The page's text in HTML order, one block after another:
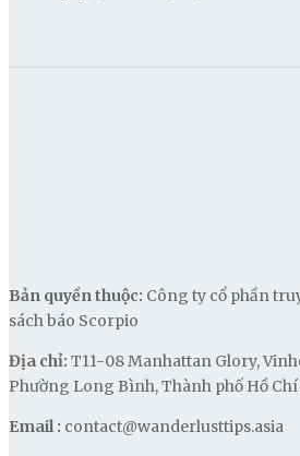
Bản quyền thuộc: Công ty cổ phần
sách báo Scorpio
Địa chỉ: T11-08 Manhattan Glory,
Phường Long Bình, Thành phố Hồ Chí
Email : contact@wanderlusttips.asia